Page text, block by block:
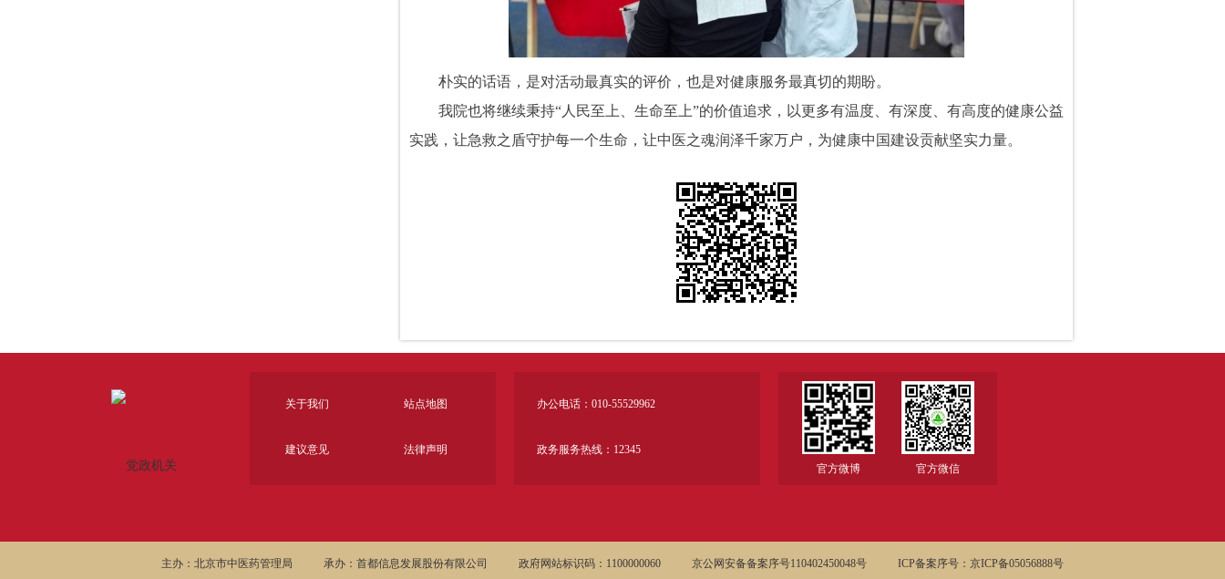
朴实的话语，是对活动最真实的评价，也是对健康服务最真切的期盼。
我院也将继续秉持“人民至上、生命至上”的价值追求，以更多有温度、有深度、有高度的健康公益
实践，让急救之盾守护每一个生命，让中医之魂润泽千家万户，为健康中国建设贡献坚实力量。
关于我们 站点地图
建议意见 法律声明
办公电话：010-55529962
政务服务热线：12345
官方微博
官方微信
主办：北京市中医药管理局 承办：首都信息发展股份有限公司 政府网站标识码：1100000060 京公网安备备案序号110402450048号 ICP备案序号：京ICP备05056888号